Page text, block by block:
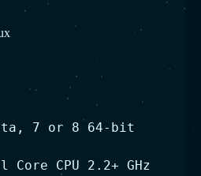
7 or 8 64-bit
Core CPU 2.2+ GHz